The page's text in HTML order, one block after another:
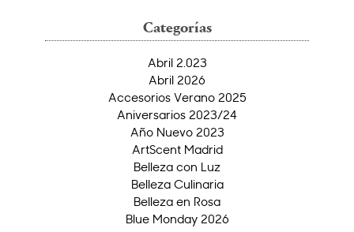
Categorías
Abril 2.023
Abril 2026
Accesorios Verano 2025
Aniversarios 2023/24
Año Nuevo 2023
ArtScent Madrid
Belleza con Luz
Belleza Culinaria
Belleza en Rosa
Blue Monday 2026